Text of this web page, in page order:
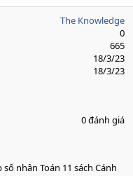
The Knowledge
0
665
18/3/23
18/3/23
0 đánh giá
nhân Toán 11 sách Cánh